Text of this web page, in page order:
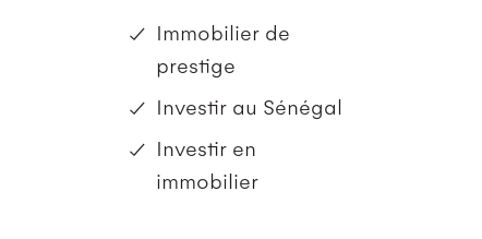
Immobilier de
prestige
Investir au Sénégal
Investir en
immobilier